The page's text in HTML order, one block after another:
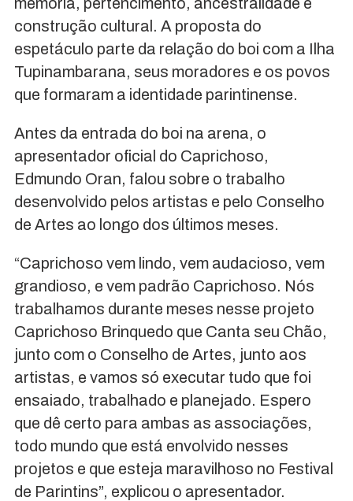
construção cultural. A proposta do
espetáculo parte da relação do boi com a Ilha
Tupinambarana, seus moradores e os povos
que formaram a identidade parintinense.
Antes da entrada do boi na arena, o
apresentador oficial do Caprichoso,
Edmundo Oran, falou sobre o trabalho
desenvolvido pelos artistas e pelo Conselho
de Artes ao longo dos últimos meses.
“Caprichoso vem lindo, vem audacioso, vem
grandioso, e vem padrão Caprichoso. Nós
trabalhamos durante meses nesse projeto
Caprichoso Brinquedo que Canta seu Chão,
junto com o Conselho de Artes, junto aos
artistas, e vamos só executar tudo que foi
ensaiado, trabalhado e planejado. Espero
que dê certo para ambas as associações,
todo mundo que está envolvido nesses
projetos e que esteja maravilhoso no Festival
de Parintins”, explicou o apresentador.